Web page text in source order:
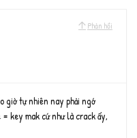
Phản hồi
giờ tự nhiên nay phải ngớ
key mak cứ như là crack ấy,